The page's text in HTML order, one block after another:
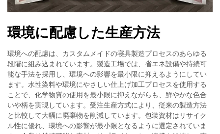
環境に配慮した生産方法
環境への配慮は、カスタムメイドの寝具製造プロセスのあらゆる
段階に組み込まれています。製造工場では、省エネ設備や持続可
能な手法を採用し、環境への影響を最小限に抑えるようにしてい
ます。水性染料や環境にやさしい仕上げ加工プロセスを使用する
ことで、化学物質の使用を最小限に抑えながらも、鮮やかな色合
いや柄を実現しています。受注生産方式により、従来の製造方法
と比較して大幅に廃棄物を削減しています。包装資材はリサイク
ル性に優れ、環境への影響が最小限となるように選定されていま